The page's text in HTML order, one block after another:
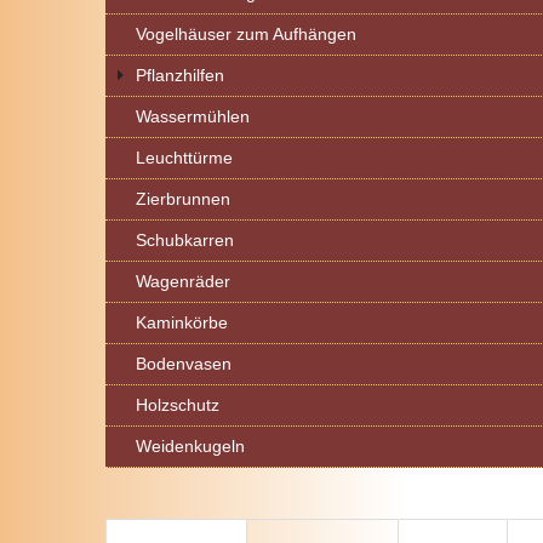
Vogelhäuser zum Aufhängen
Pflanzhilfen
Wassermühlen
Leuchttürme
Zierbrunnen
Schubkarren
Wagenräder
Kaminkörbe
Bodenvasen
Holzschutz
Weidenkugeln